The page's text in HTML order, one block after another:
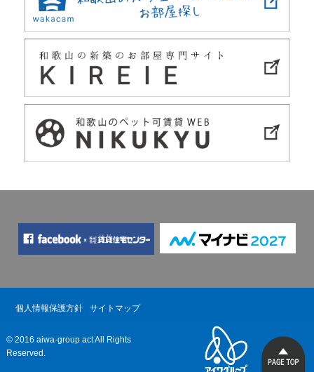
個人情報保護方針 サイトマップ
© 2016 aiwa-group act All Rights
Reserved.